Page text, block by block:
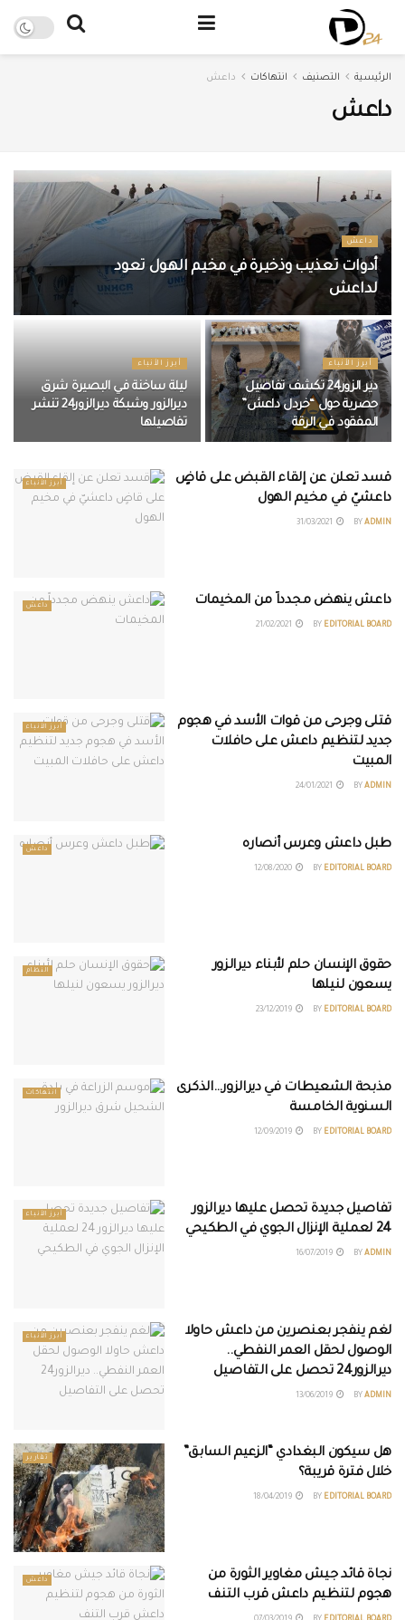
الرئيسية التصنيف انتهاكات داعش
داعش
داعش
أدوات تعذيب وذخيرة في مخيم الهول تعود
لداعش
أبرز الأنباء
دير الزور24 تكشف تفاصيل
حصرية حول “خردل داعش”
المفقود في الرقة
أبرز الأنباء
ليلة ساخنة في البصيرة شرق
ديرالزور وشبكة ديرالزور24 تنشر
تفاصيلها
أبرز الأنباء
قسد تعلن عن إلقاء القبض على قاضٍ
داعشيّ في مخيم الهول
BY ADMIN
داعش داعش ينهض مجدداً من المخيمات
BY EDITORIAL BOARD
أبرز الأنباء
قتلى وجرحى من قوات الأسد في هجوم
جديد لتنظيم داعش على حافلات
المبيت
BY ADMIN
داعش طبل داعش وعرس أنصاره
BY EDITORIAL BOARD
النظام
حقوق الإنسان حلم لأبناء ديرالزور
يسعون لنيلها
BY EDITORIAL BOARD
انتهاكات
مذبحة الشعيطات في ديرالزور…الذكرى
السنوية الخامسة
BY EDITORIAL BOARD
أبرز الأنباء
تفاصيل جديدة تحصل عليها ديرالزور
24 لعملية الإنزال الجوي في الطكيحي
BY ADMIN
أبرز الأنباء
لغم ينفجر بعنصرين من داعش حاولا
الوصول لحقل العمر النفطي..
ديرالزور24 تحصل على التفاصيل
BY ADMIN
تقارير
هل سيكون البغدادي “الزعيم السابق”
خلال فترة قريبة؟
BY EDITORIAL BOARD
داعش
نجاة قائد جيش مغاوير الثورة من
هجوم لتنظيم داعش قرب التنف